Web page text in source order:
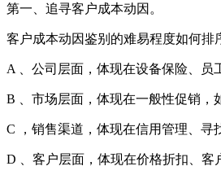
第一、追寻客户成本动因。
客户成本动因鉴别的难易程度如何排
A 、公司层面，体现在设备保险、员
B 、市场层面，体现在一般性促销，
C ，销售渠道，体现在信用管理、寻
D 、客户层面，体现在价格折扣、客